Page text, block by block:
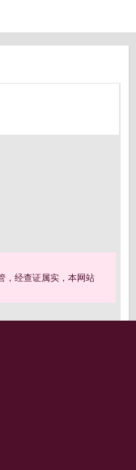
，经查证属实，本网站